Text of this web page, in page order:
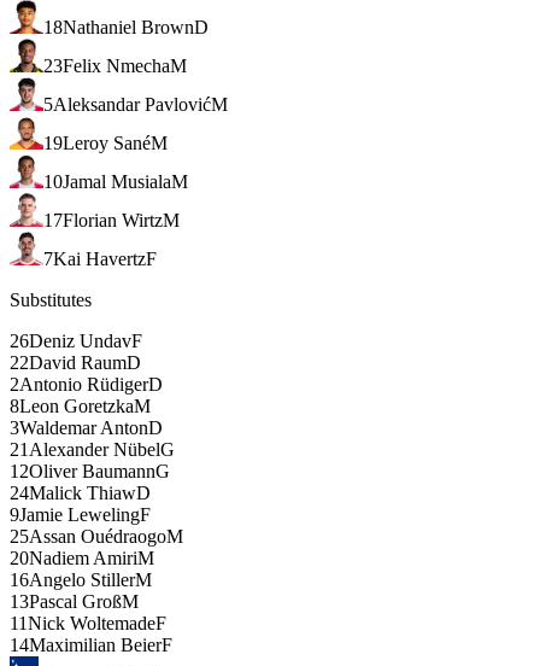
18Nathaniel BrownD
23Felix NmechaM
5Aleksandar PavlovićM
19Leroy SanéM
10Jamal MusialaM
17Florian WirtzM
7Kai HavertzF
Substitutes
26Deniz UndavF
22David RaumD
2Antonio RüdigerD
8Leon GoretzkaM
3Waldemar AntonD
21 Alexander NübelG
12Oliver BaumannG
24Malick ThiawD
9Jamie LewelingF
25Assan OuédraogoM
20Nadiem AmiriM
16Angelo StillerM
13Pascal GroßM
11Nick WoltemadeF
14Maximilian BeierF